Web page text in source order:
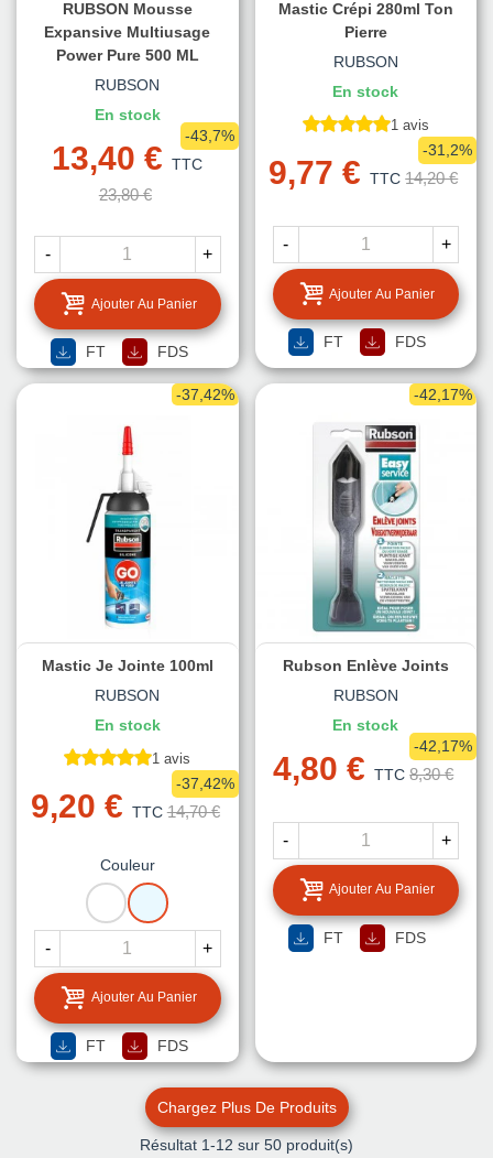
RUBSON Mousse
Expansive Multiusage
Power Pure 500 ML
RUBSON
En stock
13,40 € TTC
23,80 €
-43,7%
- +
Ajouter Au Panier
FT FDS
Mastic Crépi 280ml Ton
Pierre
RUBSON
En stock
1 avis
9,77 € TTC 14,20 €
-31,2%
- +
Ajouter Au Panier
FT FDS
-37,42%
Mastic Je Jointe 100ml
RUBSON
En stock
1 avis
9,20 € TTC 14,70 €
-37,42%
Couleur
BLANC TRANSLUCIDE
- +
Ajouter Au Panier
FT FDS
-42,17%
Rubson Enlève Joints
RUBSON
En stock
4,80 € TTC 8,30 €
-42,17%
- +
Ajouter Au Panier
FT FDS
Chargez Plus De Produits
Résultat 1-12 sur 50 produit(s)